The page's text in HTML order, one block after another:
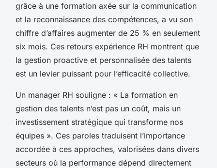
grâce à une formation axée sur la communication
et la reconnaissance des compétences, a vu son
chiffre d’affaires augmenter de 25 % en seulement
six mois. Ces retours expérience RH montrent que
la gestion proactive et personnalisée des talents
est un levier puissant pour l’efficacité collective.
Un manager RH souligne : « La formation en
gestion des talents n’est pas un coût, mais un
investissement stratégique qui transforme nos
équipes ». Ces paroles traduisent l’importance
accordée à ces approches, valorisées dans divers
secteurs où la performance dépend directement